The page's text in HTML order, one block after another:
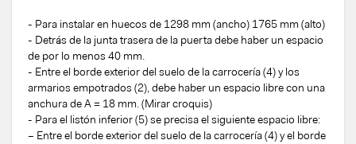
- Para instalar en huecos de 1298 mm (ancho) 1765 mm (alto)
- Detrás de la junta trasera de la puerta debe haber un espacio
de por lo menos 40 mm.
- Entre el borde exterior del suelo de la carrocería (4) y los
armarios empotrados (2), debe haber un espacio libre con una
anchura de A = 18 mm. (Mirar croquis)
- Para el listón inferior (5) se precisa el siguiente espacio libre:
– Entre el borde exterior del suelo de la carrocería (4) y el borde